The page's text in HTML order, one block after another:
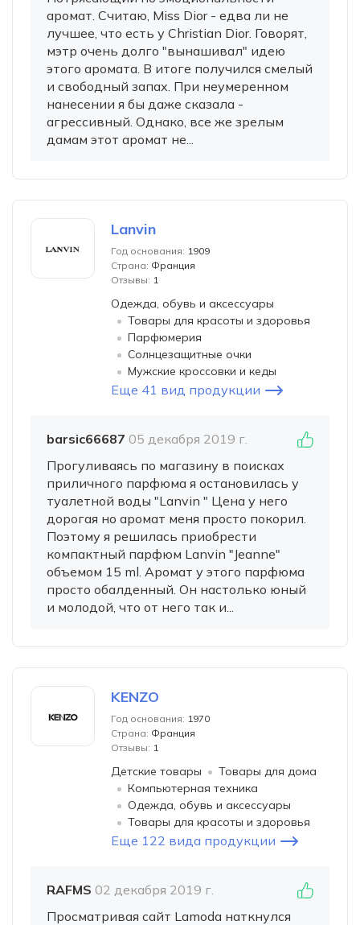
аромат. Считаю, Miss Dior - едва ли не
лучшее, что есть у Christian Dior. Говорят,
мэтр очень долго "вынашивал" идею
этого аромата. В итоге получился смелый
и свободный запах. При неумеренном
нанесении я бы даже сказала -
агрессивный. Однако, все же зрелым
дамам этот аромат не...
Lanvin
Год основания: 1909
Страна: Франция
Отзывы: 1
Одежда, обувь и аксессуары
Товары для красоты и здоровья
Парфюмерия
Солнцезащитные очки
Мужские кроссовки и кеды
Еще 41 вид продукции
barsic66687 05 декабря 2019 г.
Прогуливаясь по магазину в поисках
приличного парфюма я остановилась у
туалетной воды "Lanvin " Цена у него
дорогая но аромат меня просто покорил.
Поэтому я решилась приобрести
компактный парфюм Lanvin "Jeanne"
объемом 15 ml. Аромат у этого парфюма
просто обалденный. Он настолько юный
и молодой, что от него так и...
KENZO
Год основания: 1970
Страна: Франция
Отзывы: 1
Детские товары
Товары для дома
Компьютерная техника
Одежда, обувь и аксессуары
Товары для красоты и здоровья
Еще 122 вида продукции
RAFMS 02 декабря 2019 г.
Просматривая сайт Lamoda наткнулся